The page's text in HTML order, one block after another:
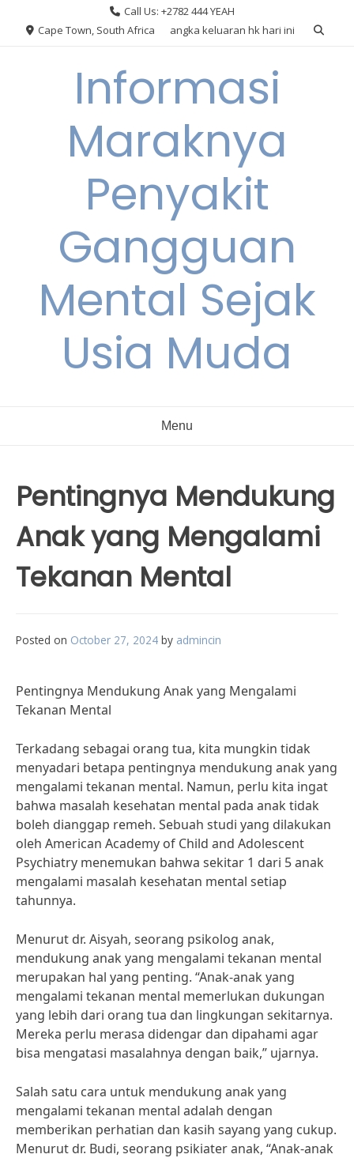
Call Us: +2782 444 YEAH
Cape Town, South Africa
angka keluaran hk hari ini
Informasi
Maraknya
Penyakit
Gangguan
Mental Sejak
Usia Muda
Menu
Pentingnya Mendukung
Anak yang Mengalami
Tekanan Mental
Posted on October 27, 2024 by admincin
Pentingnya Mendukung Anak yang Mengalami
Tekanan Mental
Terkadang sebagai orang tua, kita mungkin tidak
menyadari betapa pentingnya mendukung anak yang
mengalami tekanan mental. Namun, perlu kita ingat
bahwa masalah kesehatan mental pada anak tidak
boleh dianggap remeh. Sebuah studi yang dilakukan
oleh American Academy of Child and Adolescent
Psychiatry menemukan bahwa sekitar 1 dari 5 anak
mengalami masalah kesehatan mental setiap
tahunnya.
Menurut dr. Aisyah, seorang psikolog anak,
mendukung anak yang mengalami tekanan mental
merupakan hal yang penting. “Anak-anak yang
mengalami tekanan mental memerlukan dukungan
yang lebih dari orang tua dan lingkungan sekitarnya.
Mereka perlu merasa didengar dan dipahami agar
bisa mengatasi masalahnya dengan baik,” ujarnya.
Salah satu cara untuk mendukung anak yang
mengalami tekanan mental adalah dengan
memberikan perhatian dan kasih sayang yang cukup.
Menurut dr. Budi, seorang psikiater anak, “Anak-anak